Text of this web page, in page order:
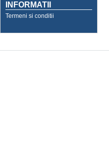
INFORMATII
Termeni si conditii